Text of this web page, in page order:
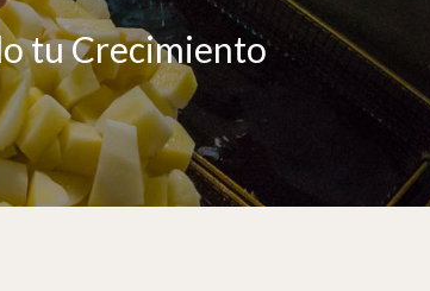
tu Crecimiento